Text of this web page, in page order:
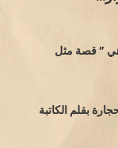
” قصة مثل
بقلم الكاتبة